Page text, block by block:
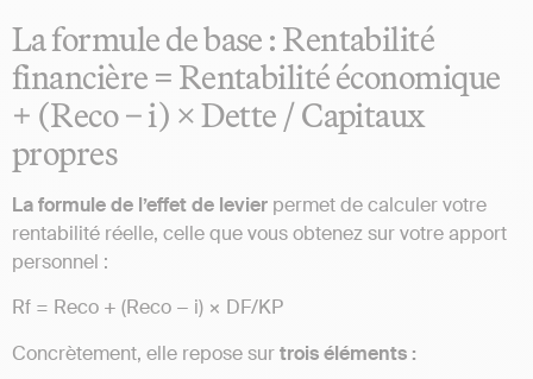
La formule de base : Rentabilité
financière = Rentabilité économique
+ (Reco − i) × Dette / Capitaux
propres
La formule de l’effet de levier permet de calculer votre
rentabilité réelle, celle que vous obtenez sur votre apport
personnel :
Rf = Reco + (Reco − i) × DF/KP
Concrètement, elle repose surtrois éléments :